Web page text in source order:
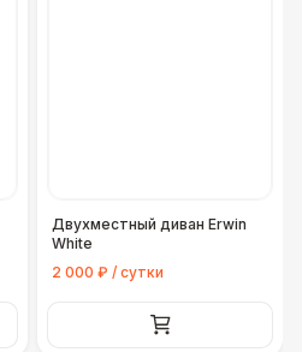
Двухместный диван Erwin
White
2 000 ₽ / сутки